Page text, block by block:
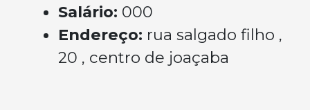
Salário: 000
Endereço: rua salgado filho ,
20 , centro de joaçaba